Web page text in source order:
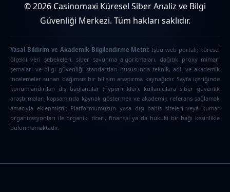
© 2026 Casinomaxi Küresel Siber Analiz ve Bilgi
Güvenliği Merkezi. Tüm hakları saklıdır.
Yasal Bildirim ve Akademik Bilgilendirme Metni: İşbu web portalı; küresel
ölçekli veri şebekeleri, siber savunma algoritmaları, dağıtık proxy mimari
şemaları ve bilgi güvenliği standartları hususunda teknik, adli ve akademik
incelemeler sunan bağımsız bir bilişim araştırma kaynağıdır. Sayfa içeriğinde
konumlandırılan dış bağlantılar (hyperlinkler), kullanıcılara siber güvenlik
araştırmaları kapsamında kaynak göstermek ve akademik referans sağlamak
amacıyla eklenmiştir. Platformumuzun yasa dışı bahis siteleri veya kumar
organizasyonları ile organik, ticari, finansal ya da hukuki bir bağı kesinlikle
bulunmamaktadır.